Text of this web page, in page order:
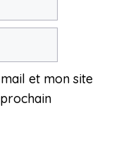
et mon site